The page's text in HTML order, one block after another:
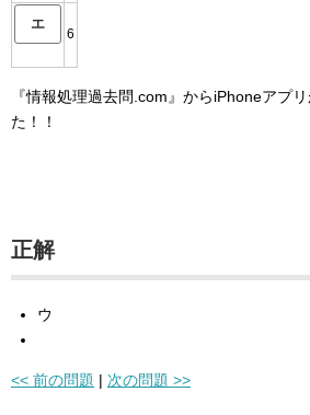
エ
6
『情報処理過去問.com』からiPhoneアプ
た！！
正解
ウ
<< 前の問題 | 次の問題 >>